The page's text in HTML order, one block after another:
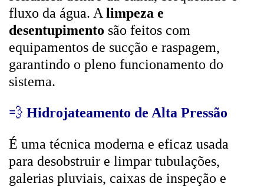
fluxo da água. A limpeza e
desentupimento são feitos com
equipamentos de sucção e raspagem,
garantindo o pleno funcionamento do
sistema.
💨 Hidrojateamento de Alta Pressão
É uma técnica moderna e eficaz usada
para desobstruir e limpar tubulações,
galerias pluviais, caixas de inspeção e